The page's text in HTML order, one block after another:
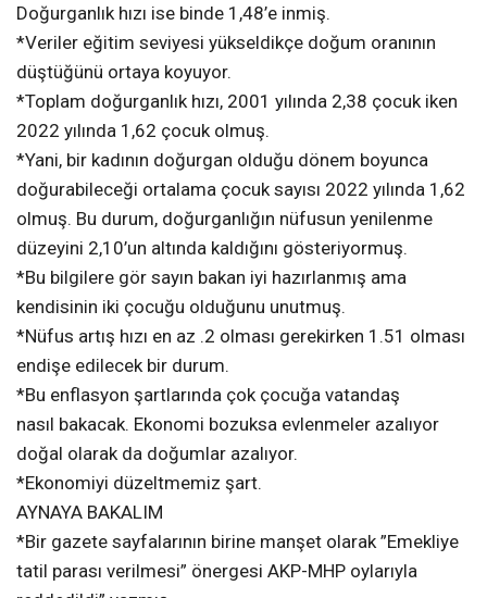
Doğurganlık hızı ise binde 1,48’e inmiş.
*Veriler eğitim seviyesi yükseldikçe doğum oranının
düştüğünü ortaya koyuyor.
*Toplam doğurganlık hızı, 2001 yılında 2,38 çocuk iken
2022 yılında 1,62 çocuk olmuş.
*Yani, bir kadının doğurgan olduğu dönem boyunca
doğurabileceği ortalama çocuk sayısı 2022 yılında 1,62
olmuş. Bu durum, doğurganlığın nüfusun yenilenme
düzeyini 2,10’un altında kaldığını gösteriyormuş.
*Bu bilgilere gör sayın bakan iyi hazırlanmış ama
kendisinin iki çocuğu olduğunu unutmuş.
*Nüfus artış hızı en az .2 olması gerekirken 1.51 olması
endişe edilecek bir durum.
*Bu enflasyon şartlarında çok çocuğa vatandaş
nasıl bakacak. Ekonomi bozuksa evlenmeler azalıyor
doğal olarak da doğumlar azalıyor.
*Ekonomiyi düzeltmemiz şart.
AYNAYA BAKALIM
*Bir gazete sayfalarının birine manşet olarak ”Emekliye
tatil parası verilmesi” önergesi AKP-MHP oylarıyla